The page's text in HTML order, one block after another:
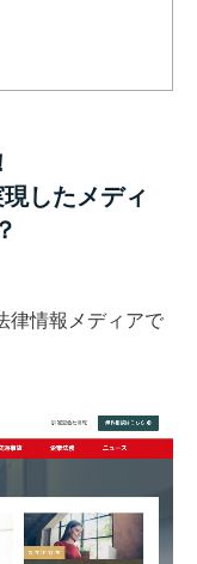
したメディ
律情報メディアで